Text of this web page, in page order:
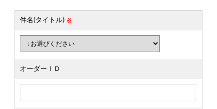
件名(タイトル)
オーダーＩＤ